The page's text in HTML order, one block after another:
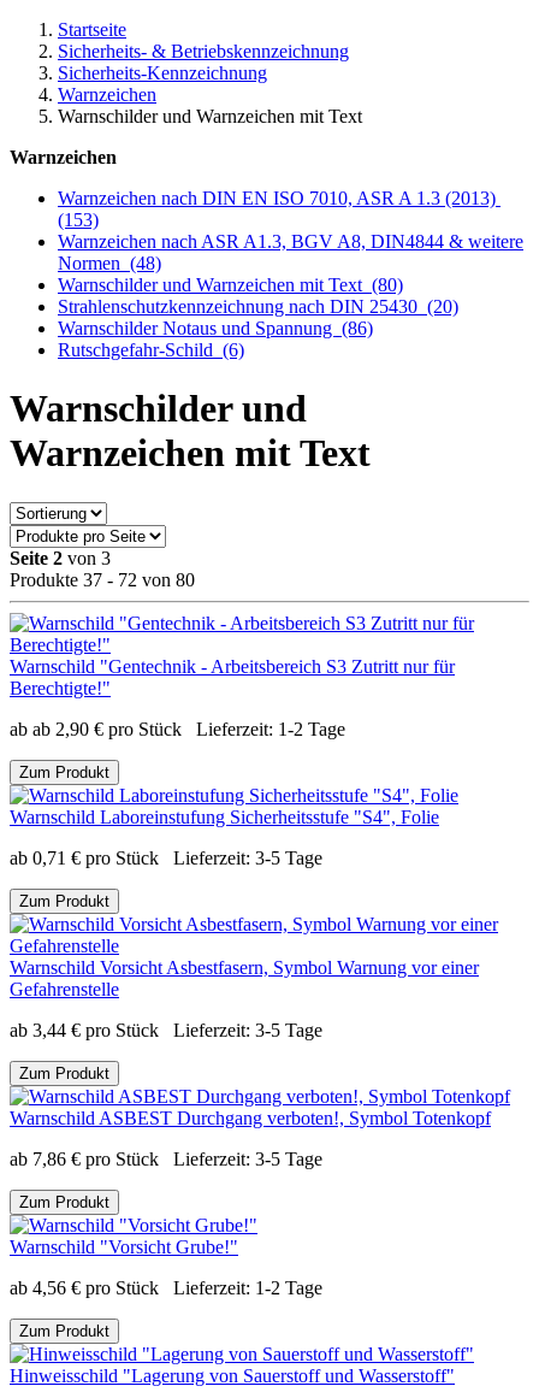
Startseite
Sicherheits- & Betriebskennzeichnung
Sicherheits-Kennzeichnung
Warnzeichen
Warnschilder und Warnzeichen mit Text
Warnzeichen
Warnzeichen nach DIN EN ISO 7010, ASR A 1.3 (2013)
(153)
Warnzeichen nach ASR A1.3, BGV A8, DIN4844 & weitere
Normen (48)
Warnschilder und Warnzeichen mit Text (80)
Strahlenschutzkennzeichnung nach DIN 25430 (20)
Warnschilder Notaus und Spannung (86)
Rutschgefahr-Schild (6)
Warnschilder und
Warnzeichen mit Text
Seite 2 von 3
Produkte 37 - 72 von 80
Warnschild "Gentechnik - Arbeitsbereich S3 Zutritt nur für
Berechtigte!"
ab ab 2,90 € pro Stück Lieferzeit: 1-2 Tage
Zum Produkt
Warnschild Laboreinstufung Sicherheitsstufe "S4", Folie
ab 0,71 € pro Stück Lieferzeit: 3-5 Tage
Zum Produkt
Warnschild Vorsicht Asbestfasern, Symbol Warnung vor einer
Gefahrenstelle
ab 3,44 € pro Stück Lieferzeit: 3-5 Tage
Zum Produkt
Warnschild ASBEST Durchgang verboten!, Symbol Totenkopf
ab 7,86 € pro Stück Lieferzeit: 3-5 Tage
Zum Produkt
Warnschild "Vorsicht Grube!"
ab 4,56 € pro Stück Lieferzeit: 1-2 Tage
Zum Produkt
Hinweisschild "Lagerung von Sauerstoff und Wasserstoff"